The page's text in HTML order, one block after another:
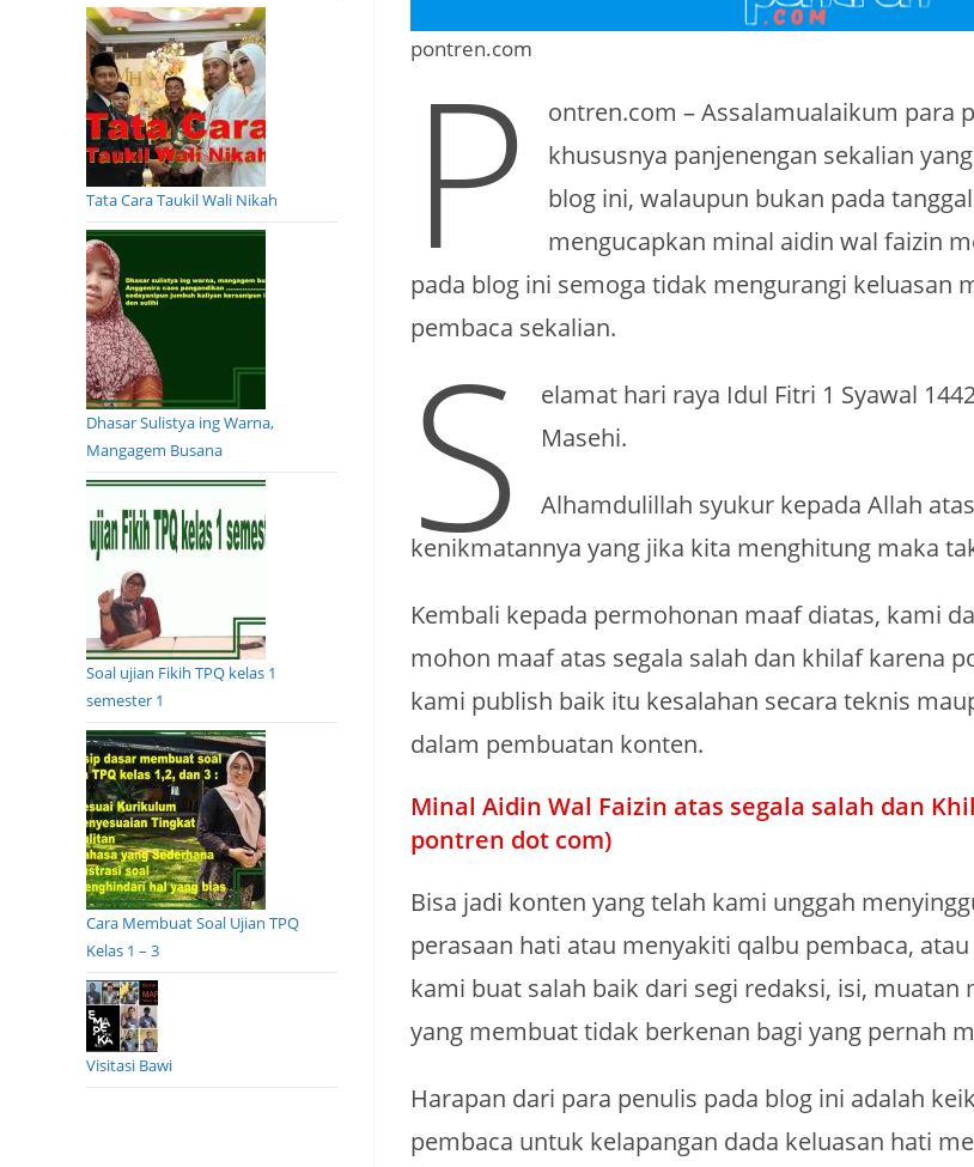
pontren.com
P
ontren.com – Assalamualaikum para
khususnya panjenengan sekalian
blog ini, walaupun bukan pada
mengucapkan minal aidin wal faizin
pada blog ini semoga tidak mengurangi keluasan
pembaca sekalian.
S
elamat hari raya Idul Fitri 1 Syawal
Masehi.
Alhamdulillah syukur kepada Allah
kenikmatannya yang jika kita menghitung maka
Kembali kepada permohonan maaf diatas, kami
mohon maaf atas segala salah dan khilaf karena
kami publish baik itu kesalahan secara teknis
dalam pembuatan konten.
Minal Aidin Wal Faizin atas segala salah dan
pontren dot com)
Bisa jadi konten yang telah kami unggah
perasaan hati atau menyakiti qalbu pembaca,
kami buat salah baik dari segi redaksi, isi, muatan
yang membuat tidak berkenan bagi yang pernah
Harapan dari para penulis pada blog ini adalah
pembaca untuk kelapangan dada keluasan hati
Tata Cara Taukil Wali Nikah
Dhasar Sulistya ing Warna,
Mangagem Busana
Soal ujian Fikih TPQ kelas 1
semester 1
Cara Membuat Soal Ujian TPQ
Kelas 1 – 3
Visitasi Bawi